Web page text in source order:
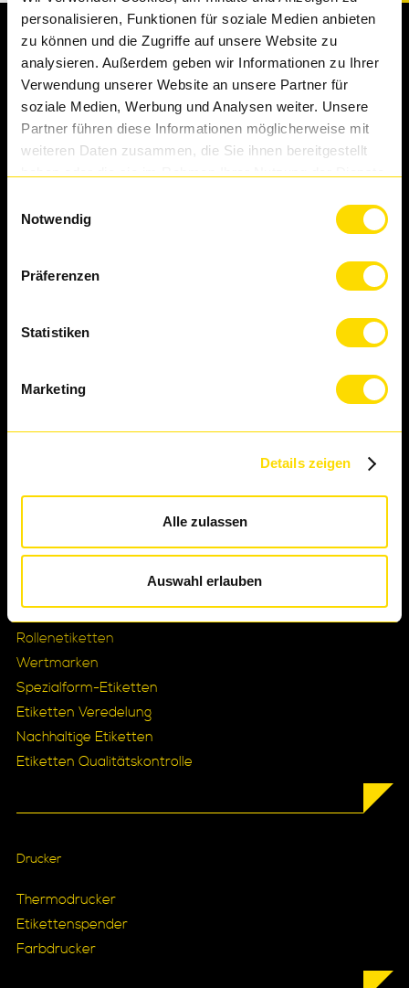
personalisieren, Funktionen für soziale Medien anbieten
zu können und die Zugriffe auf unsere Website zu
analysieren. Außerdem geben wir Informationen zu Ihrer
Verwendung unserer Website an unsere Partner für
soziale Medien, Werbung und Analysen weiter. Unsere
Partner führen diese Informationen möglicherweise mit
weiteren Daten zusammen, die Sie ihnen bereitgestellt
Notwendig
Präferenzen
Statistiken
Marketing
Details zeigen
Alle zulassen
Auswahl erlauben
Getränkeindustrie
Maschinen-Technikindustrie
Logistikindustrie
Etiketten
Rollenetiketten
Wertmarken
Spezialform-Etiketten
Etiketten Veredelung
Nachhaltige Etiketten
Etiketten Qualitätskontrolle
Drucker
Thermodrucker
Etikettenspender
Farbdrucker